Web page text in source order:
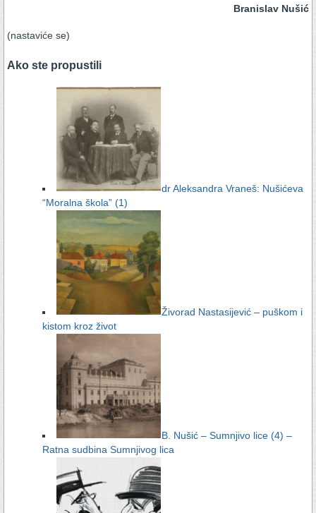
Branislav Nušić
(nastaviće se)
Ako ste propustili
dr Aleksandra Vraneš: Nušićeva
“Moralna škola” (1)
Živorad Nastasijević – puškom i
kistom kroz život
B. Nušić – Sumnjivo lice (4) –
Ratna sudbina Sumnjivog lica